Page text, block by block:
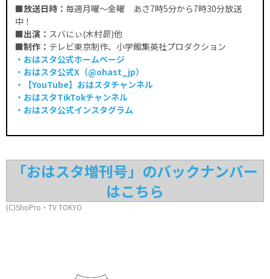
■放送日時： 毎週月曜～金曜 あさ7時5分から7時30分放送
中！
■出演： スバにぃ(木村昴)他
■制作： テレビ東京制作、小学館集英社プロダクション
・おはスタ公式ホームページ
・おはスタ公式X（@ohast_jp）
・【YouTube】 おはスタチャンネル
・おはスタTikTokチャンネル
・おはスタ公式インスタグラム
「おはスタ増刊号」のバックナンバー
はこちら
(C)ShoPro・TV TOKYO